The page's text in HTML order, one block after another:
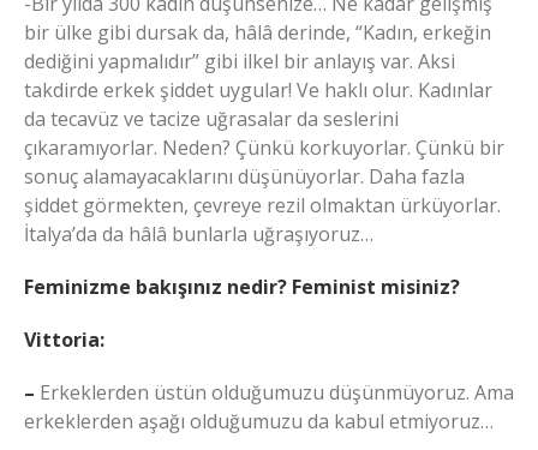
bir ülke gibi dursak da, hâlâ derinde, “Kadın, erkeğin
dediğini yapmalıdır” gibi ilkel bir anlayış var. Aksi
takdirde erkek şiddet uygular! Ve haklı olur. Kadınlar
da tecavüz ve tacize uğrasalar da seslerini
çıkaramıyorlar. Neden? Çünkü korkuyorlar. Çünkü bir
sonuç alamayacaklarını düşünüyorlar. Daha fazla
şiddet görmekten, çevreye rezil olmaktan ürküyorlar.
İtalya’da da hâlâ bunlarla uğraşıyoruz…
Feminizme bakışınız nedir? Feminist misiniz?
Vittoria:
– Erkeklerden üstün olduğumuzu düşünmüyoruz. Ama
erkeklerden aşağı olduğumuzu da kabul etmiyoruz…